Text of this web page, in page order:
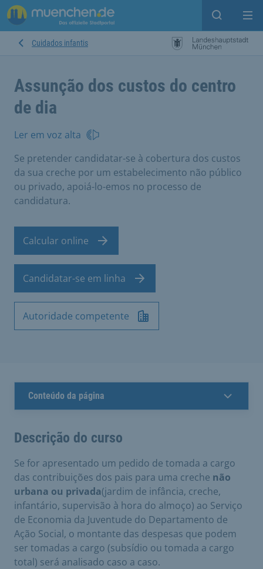
Open
Cuidados infantis
Assunção dos custos do centro
de dia
Ler em voz alta
Se pretender candidatar-se à cobertura dos custos
da sua creche por um estabelecimento não público
ou privado, apoiá-lo-emos no processo de
candidatura.
Calcular online
Candidatar-se em linha
Autoridade competente
Conteúdo da página
Descrição do curso
Se for apresentado um pedido de tomada a cargo
das contribuições dos pais para uma creche não
urbana ou privada(jardim de infância, creche,
infantário, supervisão à hora do almoço) ao Serviço
de Economia da Juventude do Departamento de
Ação Social, o montante das despesas que podem
ser tomadas a cargo (subsídio ou tomada a cargo
total) será analisado caso a caso.